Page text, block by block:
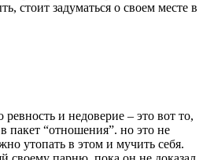
стоит задуматься о своем месте в
и недоверие – это вот то,
пакет “отношения”. но это не
утопать в этом и мучить себя.